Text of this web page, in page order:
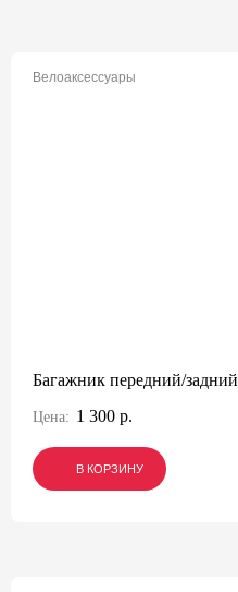
Велоаксессуары
Багажник передний/задний
Цена: 1 300 р.
В КОРЗИНУ
В КОРЗИНУ
В КОРЗИНУ